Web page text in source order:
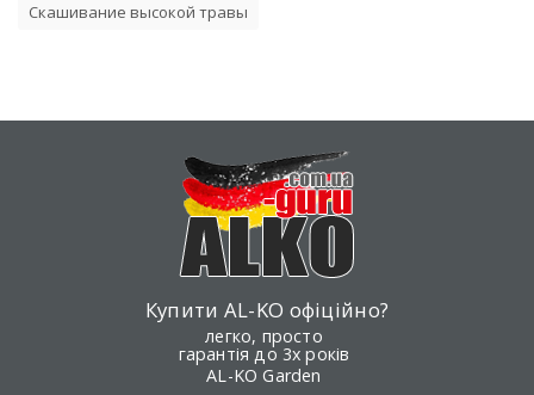
Скашивание высокой травы
Купити AL-KO офіційно?
легко, просто
гарантія до 3х років
AL-KO Garden